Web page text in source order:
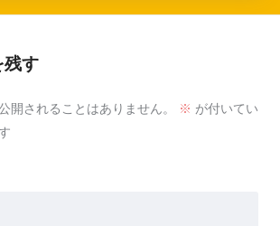
残す
開されることはありません。 ※ が付いてい